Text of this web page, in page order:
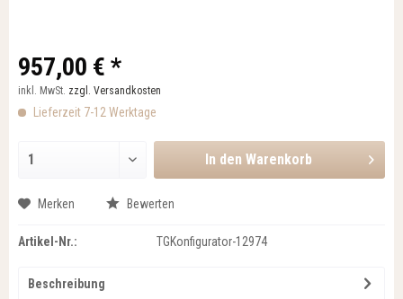
957,00 € *
inkl. MwSt. zzgl. Versandkosten
Lieferzeit 7-12 Werktage
In den Warenkorb
Merken Bewerten
Artikel-Nr.: TGKonfigurator-12974
Beschreibung